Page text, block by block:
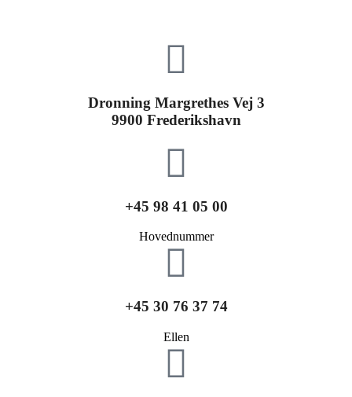
Dronning Margrethes Vej 3
9900 Frederikshavn
+45 98 41 05 00
Hovednummer
+45 30 76 37 74
Ellen